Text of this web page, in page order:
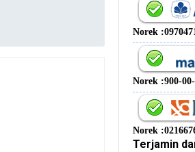
Norek
Norek :900-
Norek
Terjamin